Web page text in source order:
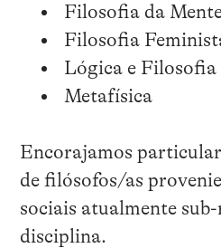
Filosofia da
Filosofia
Lógica e
Metafísica
Encorajamos
de filósofos/as
sociais atualmente
disciplina.